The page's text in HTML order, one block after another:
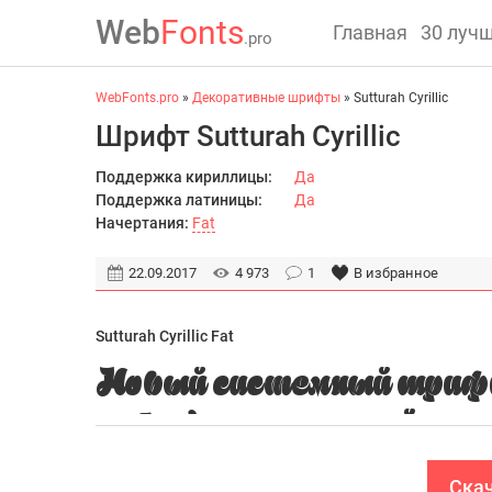
WebFonts.pro Главная 30
WebFonts.pro » Декоративные шрифты » Sutturah Cyrillic
Шрифт Sutturah Cyrillic
Поддержка кириллицы:
Да
Поддержка латиницы:
Да
Начертания: Fat
22.09.2017 4 973 1 В избранное
Sutturah Cyrillic Fat